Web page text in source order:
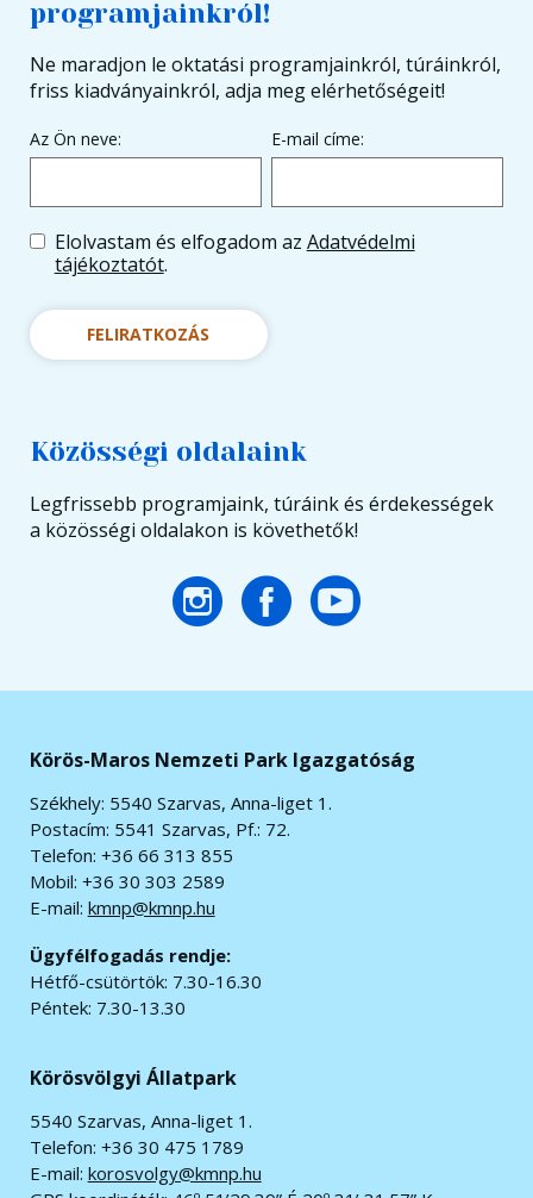
programjainkról!
Ne maradjon le oktatási programjainkról, túráinkról,
friss kiadványainkról, adja meg elérhetőségeit!
Az Ön neve: E-mail címe:
Elolvastam és elfogadom az Adatvédelmi
tájékoztatót.
FELIRATKOZÁS
Közösségi oldalaink
Legfrissebb programjaink, túráink és érdekességek
a közösségi oldalakon is követhetők!
Körös-Maros Nemzeti Park Igazgatóság
Székhely: 5540 Szarvas, Anna-liget 1.
Postacím: 5541 Szarvas, Pf.: 72.
Telefon: +36 66 313 855
Mobil: +36 30 303 2589
E-mail: kmnp@kmnp.hu
Ügyfélfogadás rendje:
Hétfő-csütörtök: 7.30-16.30
Péntek: 7.30-13.30
Körösvölgyi Állatpark
5540 Szarvas, Anna-liget 1.
Telefon: +36 30 475 1789
E-mail: korosvolgy@kmnp.hu